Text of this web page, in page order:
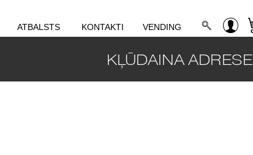
ATBALSTS KONTAKTI VENDING
KĻŪDAINA ADRESE